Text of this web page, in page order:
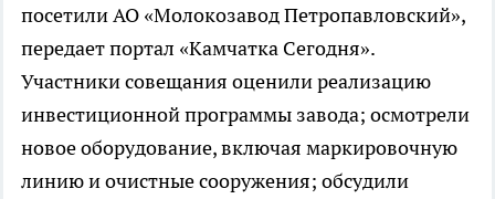
посетили АО «Молокозавод Петропавловский»,
передает портал «Камчатка Сегодня».
Участники совещания оценили реализацию
инвестиционной программы завода; осмотрели
новое оборудование, включая маркировочную
линию и очистные сооружения; обсудили